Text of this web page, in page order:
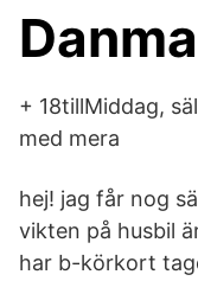
+ 18tillMiddag,
med mera
hej! jag får nog
vikten på husbil
har b-körkort